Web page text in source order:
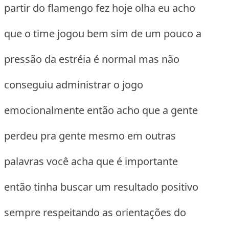
partir do flamengo fez hoje olha eu acho
que o time jogou bem sim de um pouco a
pressão da estréia é normal mas não
conseguiu administrar o jogo
emocionalmente então acho que a gente
perdeu pra gente mesmo em outras
palavras você acha que é importante
então tinha buscar um resultado positivo
sempre respeitando as orientações do